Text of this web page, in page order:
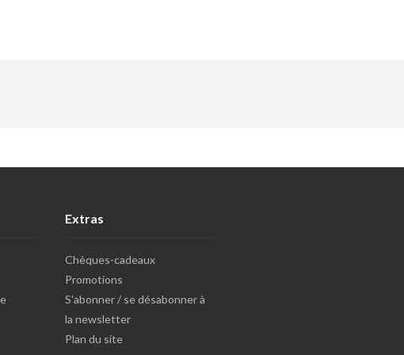
Extras
Chèques-cadeaux
Promotions
S'abonner / se désabonner à
la newsletter
Plan du site